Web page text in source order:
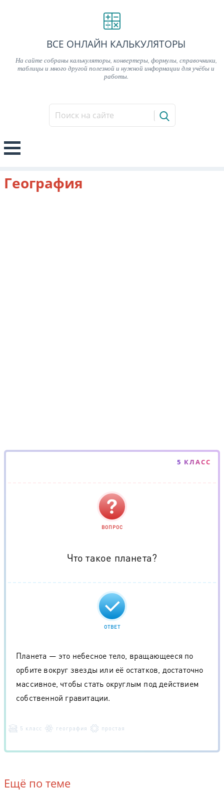
ВСЕ ОНЛАЙН КАЛЬКУЛЯТОРЫ
На сайте собраны калькуляторы, конвертеры, формулы, справочники,
таблицы и много другой полезной и нужной информации для учёбы и
работы.
География
5 КЛАСС
ВОПРОС
Что такое планета?
ОТВЕТ
Планета — это небесное тело, вращающееся по
орбите вокруг звезды или её остатков, достаточно
массивное, чтобы стать округлым под действием
собственной гравитации.
5 класс география простая
Ещё по теме